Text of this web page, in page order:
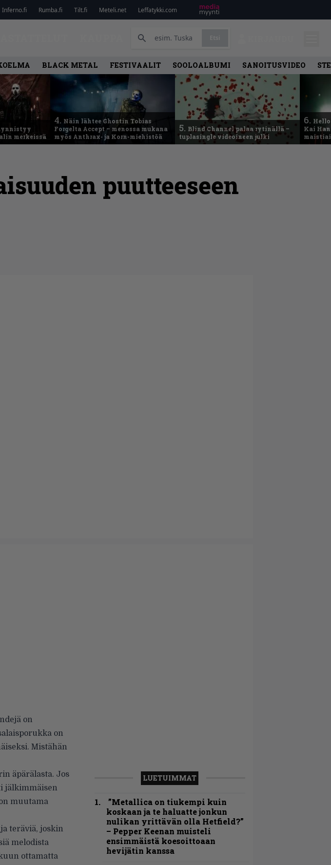
Inferno.fi Rumba.fi Tilt.fi Meteli.net Leffatykki.com
BLACK METAL FESTIVAALIT SOOLOALBUMI SANOITUSVIDEO
merkeissä
4. Näin lähtee Ghostin Tobias
Forgelta Accept – menossa mukana
myös Anthrax- ja Korn-miehistöä
5. Blind Channel palaa rytinällä –
tuplasingle videoineen julki
6.
Kai
puutteeseen
on
on
Mistähän
äpärälasta. Jos
jälkimmäisen
muutama
teräviä, joskin
melodista
ottamatta
LUETUIMMAT
”Metallica on tiukempi kuin
koskaan ja te haluatte jonkun
nulikan yrittävän olla Hetfield?”
– Pepper Keenan muisteli
ensimmäistä koesoittoaan
hevijätin kanssa